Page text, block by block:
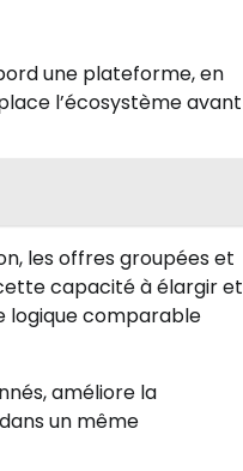
une plateforme, en
l’écosystème avant
les offres groupées et
capacité à élargir et
logique comparable
améliore la
un même